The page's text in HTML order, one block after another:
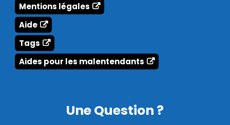
Mentions légales
Aide
Tags
Aides pour les malentendants
Une Question ?